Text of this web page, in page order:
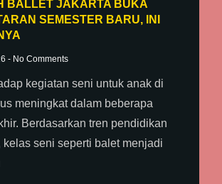
BALLET JAKARTA BUKA
SEMESTER BARU, INI
No Comments
kegiatan seni untuk anak di
meningkat dalam beberapa
Berdasarkan tren pendidikan
kelas seni seperti balet menjadi